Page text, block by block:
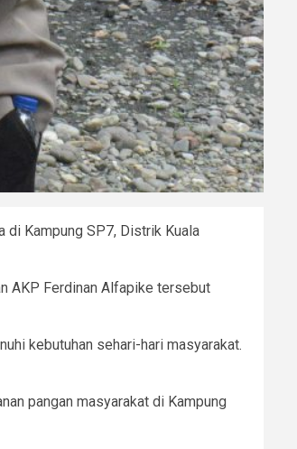
di Kampung SP7, Distrik Kuala
AKP Ferdinan Alfapike tersebut
kebutuhan sehari-hari masyarakat.
pangan masyarakat di Kampung